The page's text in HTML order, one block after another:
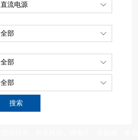
产品展示
直流电源
全部
全部
全部
搜索